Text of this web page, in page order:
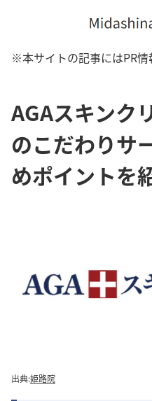
※本サイトの記事にはPR情
AGAスキンク
のこだわりサ
めポイントを
出典:姫路院